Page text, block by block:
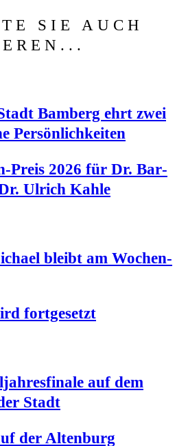
SIE AUCH
Bam­berg ehrt zwei
Persönlichkeiten
Preis 2026 für Dr. Bar­
Ulrich Kahle
bleibt am Wochen­
fortgesetzt
auf dem
Stadt
der Altenburg